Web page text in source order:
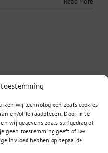
wij technologieën zoals cookies
en/of te raadplegen. Door in te
wij gegevens zoals surfgedrag of
geen toestemming geeft of uw
invloed hebben op bepaalde
Read More
voor